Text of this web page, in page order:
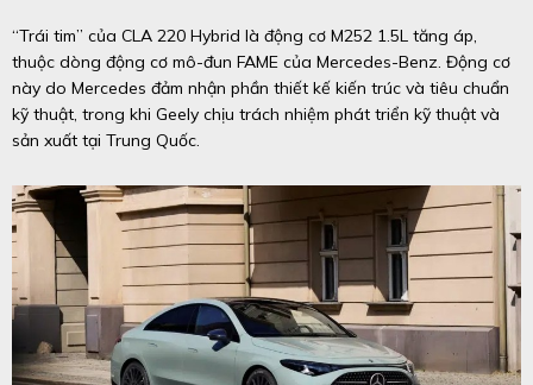
“Trái tim” của CLA 220 Hybrid là động cơ M252 1.5L tăng áp,
thuộc dòng động cơ mô-đun FAME của Mercedes-Benz. Động cơ
này do Mercedes đảm nhận phần thiết kế kiến trúc và tiêu chuẩn
kỹ thuật, trong khi Geely chịu trách nhiệm phát triển kỹ thuật và
sản xuất tại Trung Quốc.